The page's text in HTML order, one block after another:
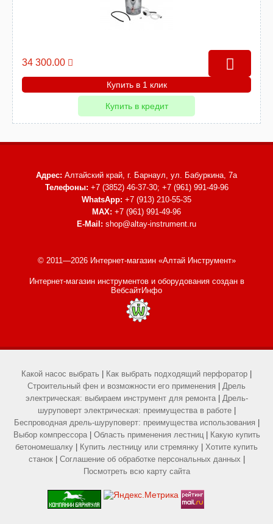
34 300.00
Купить в 1 клик
Купить в кредит
Адрес: Алтайский край, г. Барнаул, ул. Бабуркина, 7а
Телефоны: +7 (3852) 46-37-30; +7 (961) 991-49-96
WhatsApp: +7 (913) 210-55-35
MAX: +7 (961) 991-49-96
E-Mail: shop@altay-instrument.ru
© 2011—2026 Интернет-магазин «Алтай Инструмент»
Интернет-магазин инструментов и оборудованиясоздан в
ВебсайтИнфо
Какой насос выбрать Как выбрать подходящий перфоратор
Строительный фен и возможности его применения
Дрель
электрическая: выбираем инструмент для ремонта| Дрель-
шуруповерт электрическая: преимущества в работе|
Беспроводная дрель-шуруповерт: преимущества использования
Выбор компрессора| Область применения лестниц|
Какую купить
бетономешалку
Купить лестницу или стремянку
Хотите купить
станок| Соглашение об обработке персональных данных
Посмотреть всю карту сайта